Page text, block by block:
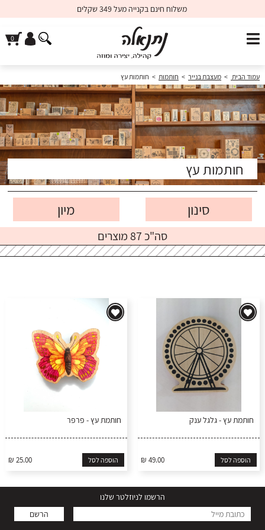
משלוח חינם בקנייה מעל 349 שקלים
עמוד הבית > מעצבת בנייר > חותמות > חותמות עץ
חותמות עץ
סינון
סה"כ 87 מוצרים
חותמת עץ - גלגל ענק
₪ 49.00 הוספה לסל
חותמת עץ - פרפר
₪ 25.00 הוספה לסל
הרשמו לניוזלטר שלנו
הרשם